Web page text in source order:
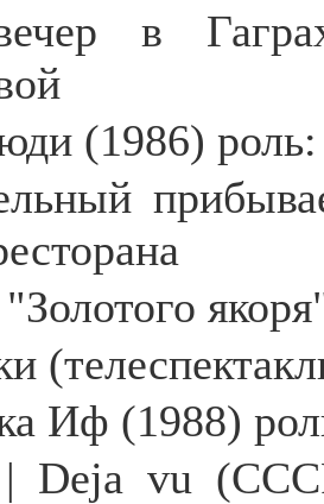
в
(1986) роль:
Иф (1988)
Deja vu